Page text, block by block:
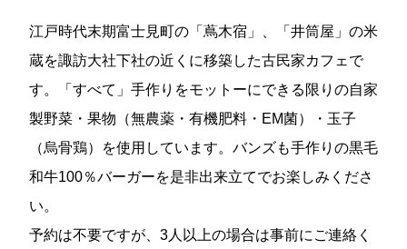
江戸時代末期富士見町の「蔦木宿」、「井筒屋」の米
蔵を諏訪大社下社の近くに移築した古民家カフェで
す。「すべて」手作りをモットーにできる限りの自家
製野菜・果物（無農薬・有機肥料・EM菌）・玉子
（烏骨鶏）を使用しています。バンズも手作りの黒毛
和牛100％バーガーを是非出来立てでお楽しみくださ
い。
予約は不要ですが、3人以上の場合は事前にご連絡く